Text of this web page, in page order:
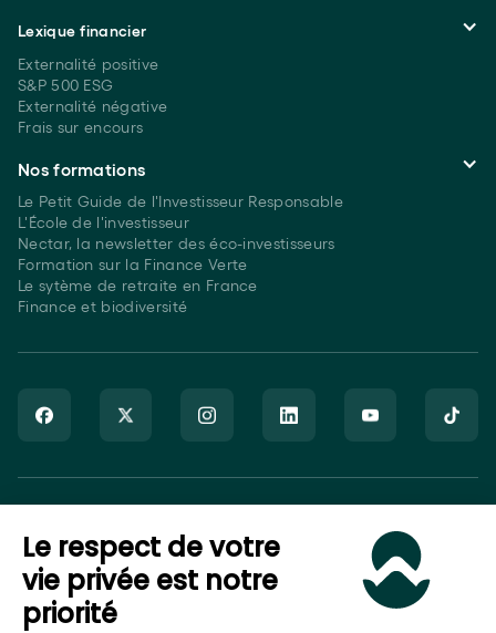
Le respect de votre
vie privée est notre
priorité
Lexique financier
Externalité positive
S&P 500 ESG
Externalité négative
Frais sur encours
Nos formations
Le Petit Guide de l'Investisseur Responsable
L'École de l'investisseur
Nectar, la newsletter des éco-investisseurs
Formation sur la Finance Verte
Le sytème de retraite en France
Finance et biodiversité
20007544 en tant que Courtier en Assurance (COA), Mandataire
non-exclusif en opérations de banque et en services de
paiement (MOBSP), activités régulées par l’ACPR et en tant que
Conseiller en Investissement Financier (CIF), activité régulée par
l’AMF.